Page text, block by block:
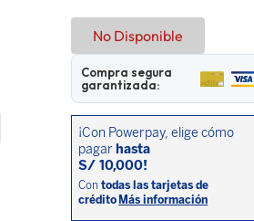
No Disponible
Compra segura
garantizada: